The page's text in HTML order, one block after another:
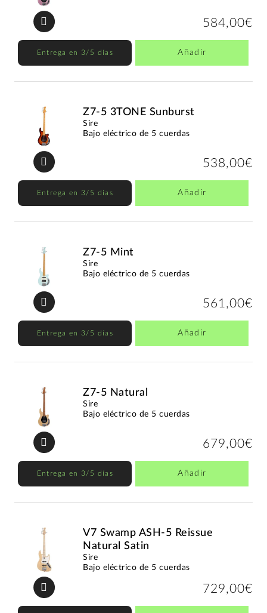
584,00€
Entrega en 3/5 días Añadir
Z7-5 3TONE Sunburst
Sire
Bajo eléctrico de 5 cuerdas
538,00€
Entrega en 3/5 días Añadir
Z7-5 Mint
Sire
Bajo eléctrico de 5 cuerdas
561,00€
Entrega en 3/5 días Añadir
Z7-5 Natural
Sire
Bajo eléctrico de 5 cuerdas
679,00€
Entrega en 3/5 días Añadir
V7 Swamp ASH-5 Reissue
Natural Satin
Sire
Bajo eléctrico de 5 cuerdas
729,00€